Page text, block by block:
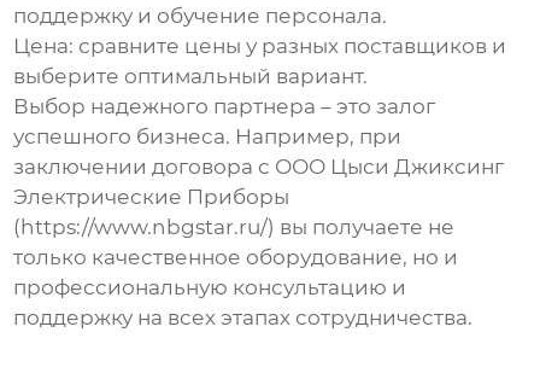
поддержку и обучение персонала.
Цена: сравните цены у разных поставщиков и
выберите оптимальный вариант.
Выбор надежного партнера – это залог
успешного бизнеса. Например, при
заключении договора с ООО Цыси Джиксинг
Электрические Приборы
(https://www.nbgstar.ru/) вы получаете не
только качественное оборудование, но и
профессиональную консультацию и
поддержку на всех этапах сотрудничества.